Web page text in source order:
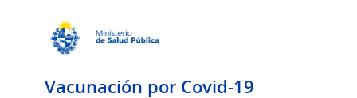
Vacunación por Covid-19